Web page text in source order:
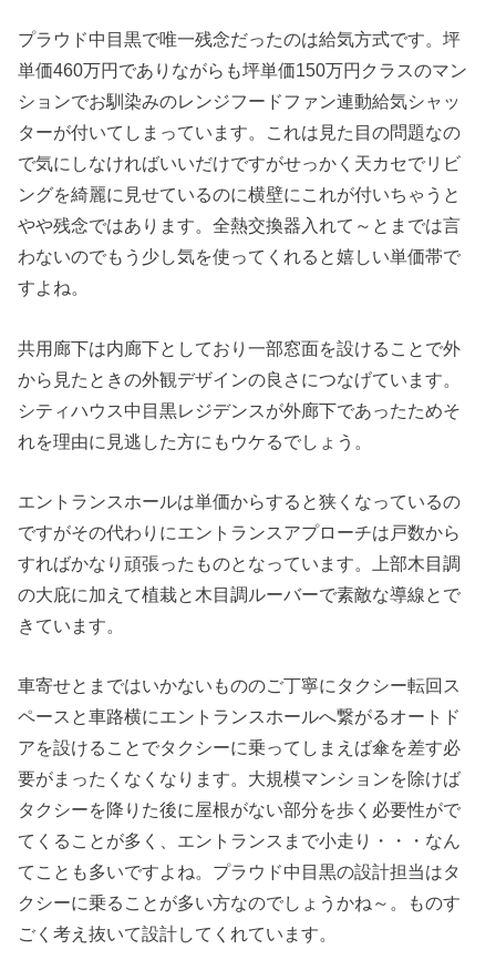
プラウド中目黒で唯一残念だったのは給気方式です。坪
単価460万円でありながらも坪単価150万円クラスのマン
ションでお馴染みのレンジフードファン連動給気シャッ
ターが付いてしまっています。これは見た目の問題なの
で気にしなければいいだけですがせっかく天カセでリビ
ングを綺麗に見せているのに横壁にこれが付いちゃうと
やや残念ではあります。全熱交換器入れて～とまでは言
わないのでもう少し気を使ってくれると嬉しい単価帯で
すよね。
共用廊下は内廊下としており一部窓面を設けることで外
から見たときの外観デザインの良さにつなげています。
シティハウス中目黒レジデンスが外廊下であったためそ
れを理由に見逃した方にもウケるでしょう。
エントランスホールは単価からすると狭くなっているの
ですがその代わりにエントランスアプローチは戸数から
すればかなり頑張ったものとなっています。上部木目調
の大庇に加えて植栽と木目調ルーバーで素敵な導線とで
きています。
車寄せとまではいかないもののご丁寧にタクシー転回ス
ペースと車路横にエントランスホールへ繋がるオートド
アを設けることでタクシーに乗ってしまえば傘を差す必
要がまったくなくなります。大規模マンションを除けば
タクシーを降りた後に屋根がない部分を歩く必要性がで
てくることが多く、エントランスまで小走り・・・なん
てことも多いですよね。プラウド中目黒の設計担当はタ
クシーに乗ることが多い方なのでしょうかね～。ものす
ごく考え抜いて設計してくれています。